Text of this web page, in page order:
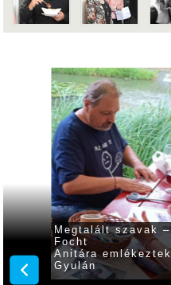
újra
Megtalált szavak –
Focht
Anitára emlékeztek
Gyulán